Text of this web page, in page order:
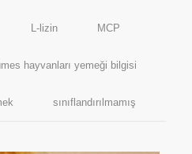
L-lizin MCP
hayvanları yemeği bilgisi
sınıflandırılmamış